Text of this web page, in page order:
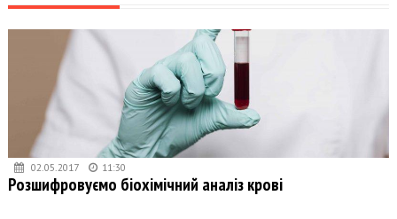
02.05.2017 11:30
Розшифровуємо біохімічний аналіз крові